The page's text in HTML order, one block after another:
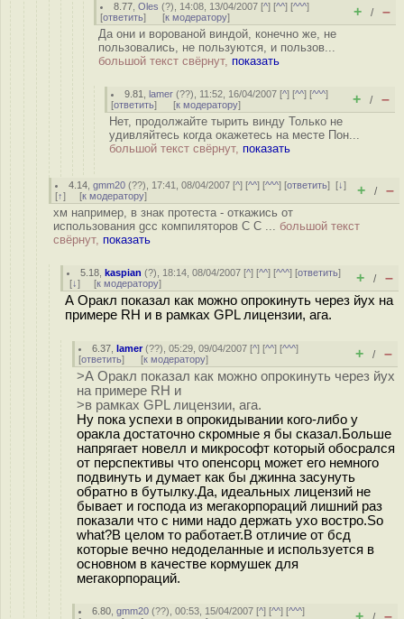
8.77 ,Oles (?), 14:08, 13/04/2007 [^] [^^] [^^^]
[ответить] [к модератору] + / –
Да они и ворованой виндой, конечно же, не
пользовались, не пользуются, и пользов...
большой текст свёрнут, показать
9.81 ,lamer (??), 11:52, 16/04/2007 [^] [^^] [^^^]
[ответить] [к модератору] + / –
Нет, продолжайте тырить винду Только не
удивляйтесь когда окажетесь на месте Пон...
большой текст свёрнут, показать
4.14 ,gmm20 (??), 17:41, 08/04/2007 [^] [^^] [^^^] [ответить][↓]
[↑] [к модератору] + / –
хм например, в знак протеста - откажись от
использования gcc компиляторов С С ... большой текст
свёрнут, показать
5.18 ,kaspian (?), 18:14, 08/04/2007 [^] [^^] [^^^] [ответить]
[↓] [к модератору] + / –
А Оракл показал как можно опрокинуть через йух на
примере RH и в рамках GPL лицензии, ага.
6.37 ,lamer(??), 05:29, 09/04/2007 [^] [^^] [^^^]
[ответить] [к модератору] + / –
>А Оракл показал как можно опрокинуть через йух
на примере RH и
>в рамках GPL лицензии, ага.
Ну пока успехи в опрокидывании кого-либо у
оракла достаточно скромные я бы сказал.Больше
напрягает новелл и микрософт который обосрался
от перспективы что опенсорц может его немного
подвинуть и думает как бы джинна засунуть
обратно в бутылку.Да, идеальных лицензий не
бывает и господа из мегакорпораций лишний раз
показали что с ними надо держать ухо востро.So
what?В целом то работает.В отличие от бсд
которые вечно недоделанные и используется в
основном в качестве кормушек для
мегакорпораций.
6.80 ,gmm20 (??), 00:53, 15/04/2007 [^] [^^] [^^^]
+ –